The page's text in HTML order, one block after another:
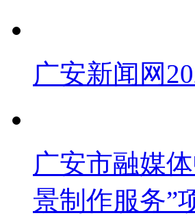
广安新闻网
广安市融媒
景制作服务”